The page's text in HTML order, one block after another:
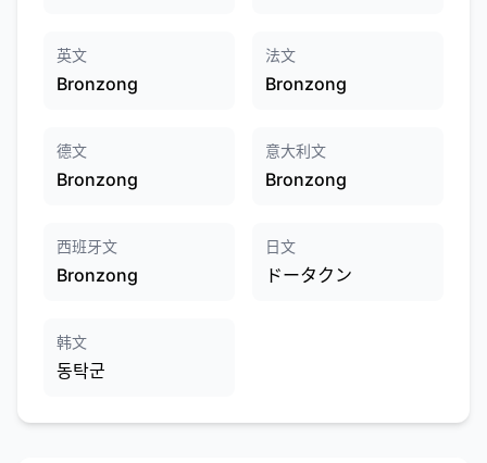
英文
Bronzong
法文
Bronzong
德文
Bronzong
意大利文
Bronzong
西班牙文
Bronzong
日文
ドータクン
韩文
동탁군